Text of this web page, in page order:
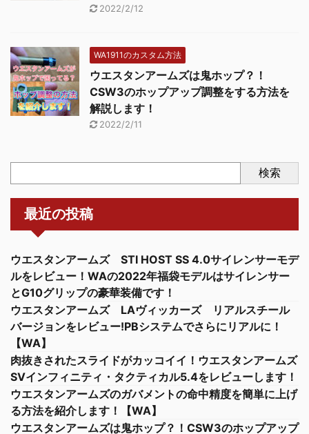
2022/2/12
WA1911のカスタム方法
ウエスタンアームズは鬼ホップ？！
CSW3のホップアップ調整をする方法を
解説します！
2022/2/11
検索
最近の投稿
ウエスタンアームズ STI HOST SS 4.0サイレンサーモデ
ルをレビュー！WAの2022年福袋モデルはサイレンサー
とG10グリップの豪華装備です！
ウエスタンアームズ LAヴィッカーズ リアルスチール
バージョンをレビュー!PBシステムでさらにリアルに！
【WA】
肉抜きされたスライドがカッコイイ！ウエスタンアームズ
SVインフィニティ・タクティカル5.4をレビューします！
ウエスタンアームズのガバメントの命中精度を簡単に上げ
る方法を紹介します！【WA】
ウエスタンアームズは鬼ホップ？！CSW3のホップアップ